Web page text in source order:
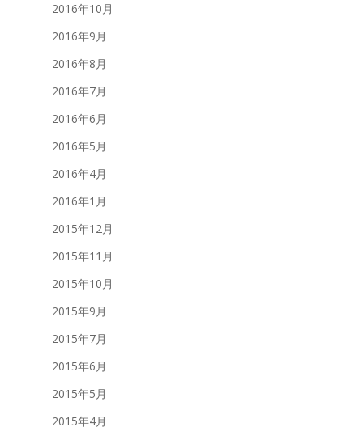
2016年10月
2016年9月
2016年8月
2016年7月
2016年6月
2016年5月
2016年4月
2016年1月
2015年12月
2015年11月
2015年10月
2015年9月
2015年7月
2015年6月
2015年5月
2015年4月